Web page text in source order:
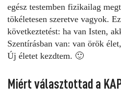
egész testemben fizikailag
tökéletesen szeretve vagyok.
következtetést: ha van Isten,
Szentírásban van: van örök
Új életet kezdtem. 🙂
Miért választottad a